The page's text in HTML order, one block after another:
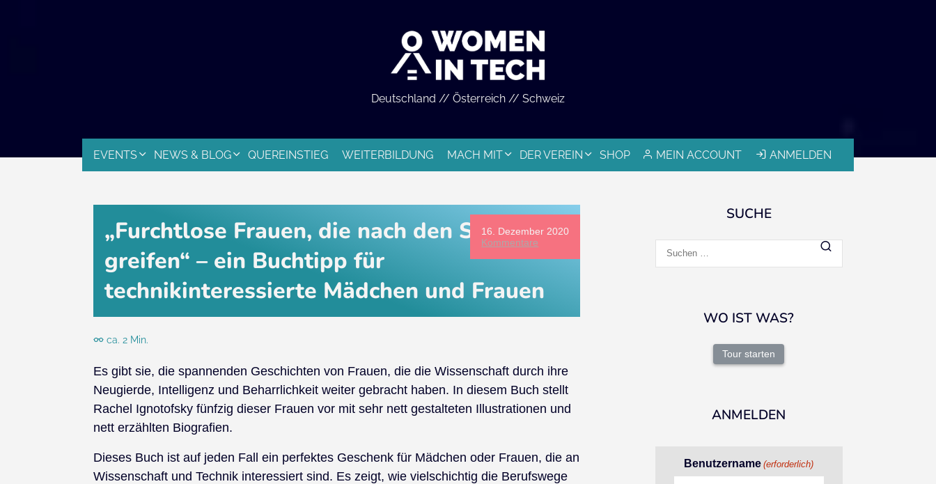
Deutschland // Österreich // Schweiz
MEIN ACCOUNT ANMELDEN
EVENTS NEWS & BLOG QUEREINSTIEG WEITERBILDUNG MACH MIT DER VEREIN SHOP
16. Dezember 2020
Kommentare
„Furchtlose Frauen, die nach den Sternen
greifen“ – ein Buchtipp für
technikinteressierte Mädchen und Frauen
ca. 2 Min.
Es gibt sie, die spannenden Geschichten von Frauen, die die Wissenschaft durch ihre
Neugierde, Intelligenz und Beharrlichkeit weiter gebracht haben. In diesem Buch stellt
Rachel Ignotofsky fünfzig dieser Frauen vor mit sehr nett gestalteten Illustrationen und
nett erzählten Biografien.
Dieses Buch ist auf jeden Fall ein perfektes Geschenk für Mädchen oder Frauen, die an
Wissenschaft und Technik interessiert sind. Es zeigt, wie vielschichtig die Berufswege
SUCHE
nach:
WO IST WAS?
Tour starten
ANMELDEN
Benutzername (erforderlich)